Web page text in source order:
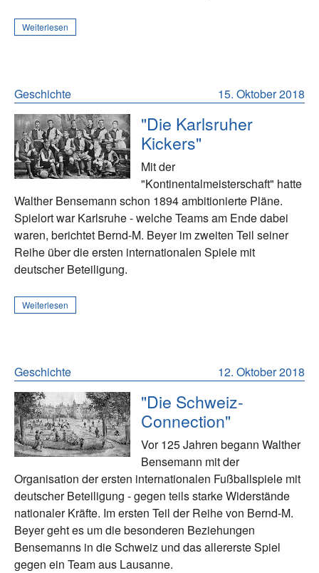
Weiterlesen
15. Oktober 2018
Geschichte
"Die Karlsruher
Kickers"
Mit der
"Kontinentalmeisterschaft" hatte
Walther Bensemann schon 1894 ambitionierte Pläne.
Spielort war Karlsruhe - welche Teams am Ende dabei
waren, berichtet Bernd-M. Beyer im zweiten Teil seiner
Reihe über die ersten internationalen Spiele mit
deutscher Beteiligung.
Weiterlesen
12. Oktober 2018
Geschichte
"Die Schweiz-
Connection"
Vor 125 Jahren begann Walther
Bensemann mit der
Organisation der ersten internationalen Fußballspiele mit
deutscher Beteiligung - gegen teils starke Widerstände
nationaler Kräfte. Im ersten Teil der Reihe von Bernd-M.
Beyer geht es um die besonderen Beziehungen
Bensemanns in die Schweiz und das allererste Spiel
gegen ein Team aus Lausanne.